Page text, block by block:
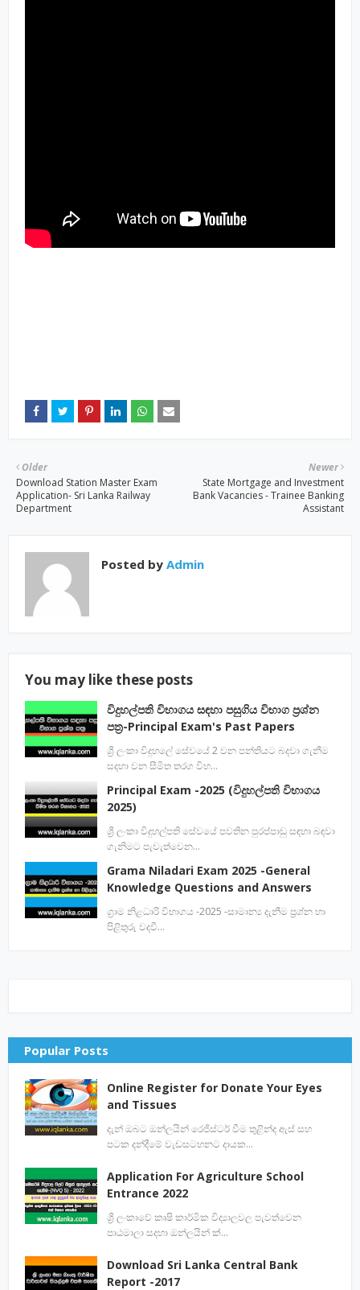
Newer
State Mortgage and Investment
Bank Vacancies - Trainee Banking
Assistant
Older
Download Station Master Exam
Application- Sri Lanka Railway
Department
Posted by Admin
You may like these posts
විදුහල්පති විභාගය සඳහා පසුගිය විභාග ප්‍රශ්න
පත්‍ර-Principal Exam's Past Papers
ශ්‍රී ලංකා විදුහලේ සේවයේ 2 වන පන්තියට බදවා ගැනීම
සදහා වන සීමිත තරග විභ…
Principal Exam -2025 (විදුහල්පති විභාගය
2025)
ශ්‍රී ලංකා විදුහල්පති සේවයේ පවතින පුරප්පාඩු සඳහා බඳවා
ගැනිමට පැවැත්වෙන…
Grama Niladari Exam 2025 -General
Knowledge Questions and Answers
ග්‍රාම නිළධාරි විභාගය -2025 -සාමාන්‍ය දැනීම ප්‍රශ්න හා
පිළිතුරු වදවී…
Popular Posts
Online Register for Donate Your Eyes
and Tissues
දැන් ඔබට ඔන්ලයින් රෙජිස්ටර් වීම තුළින්ද ඇස් සහ
පටක දන්දීමේ වැඩසටහනට දායක…
Application For Agriculture School
Entrance 2022
ශ්‍රී ලංකාවේ කෘෂි කාර්මික විද්‍යාලවල පැවත්වෙන
පාඨමාලා සදහා ඔන්ලයින් ක්…
Download Sri Lanka Central Bank
Report -2017